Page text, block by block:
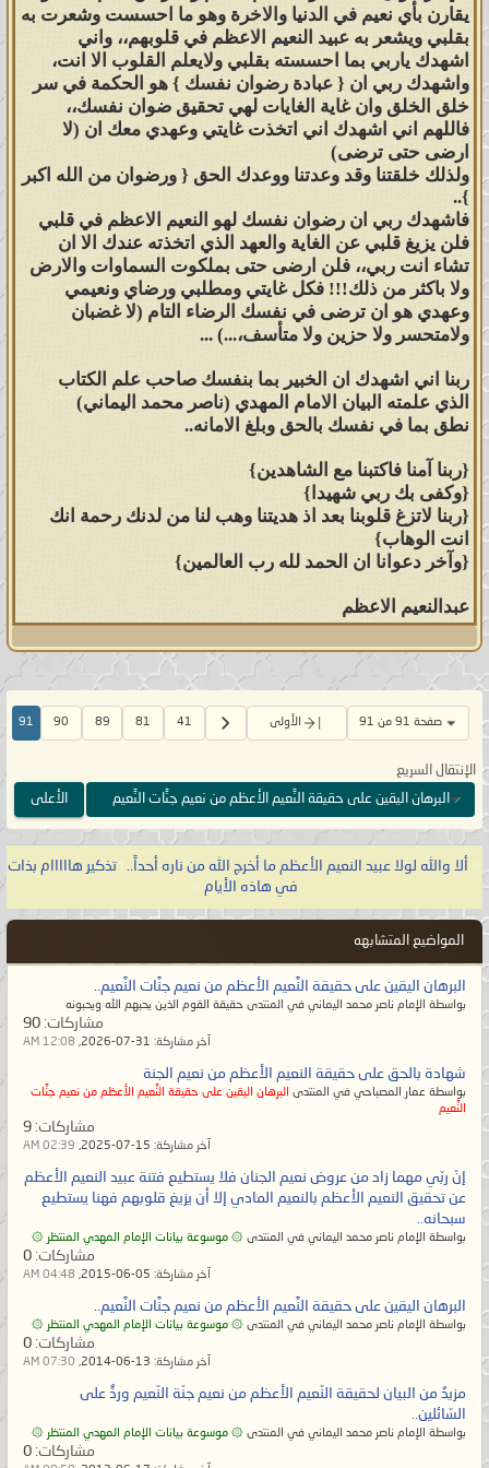
أنّه أرحم الراحمين وهم من رحمته
يائسون". فماذا سوف يكون ردّكم يا
معشر الوفد المكرمين عبيد النَّعيم
الأعظم؟
ونكرر السؤال للمرة الثانية ونقول: فلو
أنّ الله يخاطبكم يوم يقوم النّاس لربّ
ربّكم لن يتحقّق على عباده الضالين ولن
يذهب الحزنُ من نفس ربّكم بسبب أنّ
ربّكم هو أرحم الراحمين، وسبب
استمرارهم في العذاب هو بسبب يأسهم
من رحمة الله أرحم الراحمين"، فماذا
سوف يكون ردّكم يا معشر الوفد
المكرمين من قومٍ يحبّهم الله ويحبّونه؟
ونكرر السؤال للمرة الثالثة: فماذا سوف
يكون ردّكم لو علمتم أنّ رضوان نفس
الله على عباده الضالّين لن يتحقّق أبداً
خالداً مخلداً إلى ما لا نهاية؟ وربّما يودّ
كافةُ عبيد النَّعيم الأعظم من أنصار
المهديّ المنتظَر في عصر الحوار من قبل
الظهور أن يرفع كلٌّ منهم اصبعه السّبّابة
يطلب الإذن بالردّ على هذا الجواب. ومن
ثمّ يقاطعهم المهديّ المنتظَر ناصر محمد
وأقول لهم جميعاً: لا داعي أن تردّوا على
الجواب فنحن نعلم ما هو جوابكم، حقيقٌ
لا ننطق عن حقيقة النَّعيم الأعظم في
قلوب عبيد النَّعيم الأعظم إلا بالحقِّ ذلك
مما ألهمني وعلمني ربّي.
وأمّا جوابكم الواحد الموحّد فسوف
تقولون:
"يا رب، ما دمت لن تحقّق لنا النَّعيم
الأعظم رضوانَ نفسك وذهابَ حزنك فإنّ
لعبيد النَّعيم الأعظم منك طلبٌ بلسانٍ
واحدٍ موحّدٍ مجتمعين على قولٍ واحدٍ،
فنحن لا نستطيع أن نرضى بنعيم جنّات
النَّعيم وربنا متحسِّرٌ وحزينٌ على عباده
الضالّين النّادمين على ما فرَّطوا في جنب
ربّهم بعد أن ذاقوا وبال أمرهم، ونسألك
اللهم بحقِّ عظيم نعيم رضوان نفسك
على عبادك أن لا تجعلنا نرضى بنعيم
جنّات النَّعيم خالدين مخلدين إلى ما لا
نهاية ما دمت متحسِّراً وحزيناً، وحتى ولو
لم يتحقق لنا نعيم رضوان نفسك على
عبادك فلنا منك ربنا هذا الطلبُ؛ هو أن
نبقى على الأعراف بين الجنّة والنار نبكي
يقارن بأي نعيم في الدنيا والاخرة وهو ما احسست وشعرت به
بقلبي ويشعر به عبيد النعيم الاعظم في قلوبهم،، واني
اشهدك ياربي بما احسسته بقلبي ولايعلم القلوب الا انت،
واشهدك ربي ان { عبادة رضوان نفسك } هو الحكمة في سر
خلق الخلق وان غاية الغايات لهي تحقيق ضوان نفسك،،
فاللهم اني اشهدك اني اتخذت غايتي وعهدي معك ان (لا
ارضى حتى ترضى)
ولذلك خلقتنا وقد وعدتنا ووعدك الحق { ورضوان من الله اكبر
}..
فاشهدك ربي ان رضوان نفسك لهو النعيم الاعظم في قلبي
فلن يزيغ قلبي عن الغاية والعهد الذي اتخذته عندك الا ان
تشاء انت ربي،، فلن ارضى حتى بملكوت السماوات والارض
ولا باكثر من ذلك!!! فكل غايتي ومطلبي ورضاي ونعيمي
وعهدي هو ان ترضى في نفسك الرضاء التام (لا غضبان
ولامتحسر ولا حزين ولا متأسف،...) ...
ربنا اني اشهدك ان الخبير بما بنفسك صاحب علم الكتاب
الذي علمته البيان الامام المهدي (ناصر محمد اليماني)
نطق بما في نفسك بالحق وبلغ الامانه..
{ربنا آمنا فاكتبنا مع الشاهدين}
{وكفى بك ربي شهيدا}
{ربنا لاتزغ قلوبنا بعد اذ هديتنا وهب لنا من لدنك رحمة انك
انت الوهاب}
{وآخر دعوانا ان الحمد لله رب العالمين}
عبدالنعيم الاعظم
صفحة 91 من 91 الأولى 41
81
89
90
91
الإنتقال السريع
البرهان اليقين على حقيقة النَّعيم الأعظم من نعيم جنَّات النَّعيم
الأعلى
« ألا والله لولا عبيد النعيم الأعظم ما أخرج الله من ناره أحداً..
تذكير هااااام بذات
في هاذه الأيام
»
المواضيع المتشابهه
البرهان اليقين على حقيقة النَّعيم الأعظم من نعيم جنَّات النَّعيم..
بواسطة الإمام ناصر محمد اليماني في المنتدى حقيقة القوم الذين يحبهم الله ويحبونه
مشاركات:
آخر مشاركة: 12:08 AM
شهادة بالحق على حقيقة النعيم الأعظم من نعيم الجنة
بواسطة عمار المصباحي في المنتدى البرهان اليقين على حقيقة النَّعيم الأعظم من نعيم جنَّات
النَّعيم
مشاركات:
آخر مشاركة: 02:39 AM
إنّ ربّي مهما زاد من عروض نعيم الجنان فلا يستطيع فتنة عبيد النعيم الأعظم
عن تحقيق النعيم الأعظم بالنعيم المادي إلا أن يزيغ قلوبهم فهنا يستطيع
سبحانه..
بواسطة الإمام ناصر محمد اليماني في المنتدى ۞ موسوعة بيانات الإمام المهدي المنتظر ۞
مشاركات:
آخر مشاركة: 04:48 AM
البرهان اليقين على حقيقة النَّعيم الأعظم من نعيم جنَّات النَّعيم..
بواسطة الإمام ناصر محمد اليماني في المنتدى ۞ موسوعة بيانات الإمام المهدي المنتظر ۞
مشاركات:
آخر مشاركة: 07:30 AM
مزيدٌ من البيان لحقيقة النّعيم الأعظم من نعيم جنّة النّعيم وردٌّ على
السّائلين..
بواسطة الإمام ناصر محمد اليماني في المنتدى ۞ موسوعة بيانات الإمام المهدي المنتظر ۞
مشاركات: